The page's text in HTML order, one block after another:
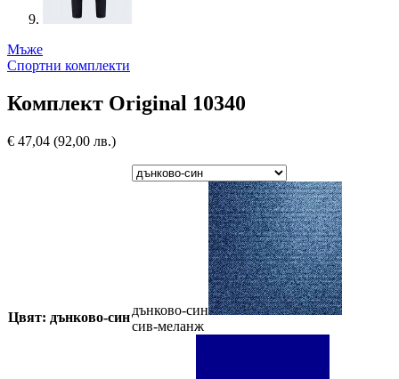
Мъже
Спортни комплекти
Комплект Original 10340
€ 47,04 (92,00 лв.)
Цвят: дънково-синдънково-син
сив-меланж